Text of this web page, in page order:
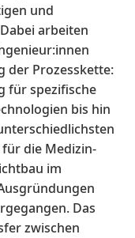
und
arbeiten
der Prozesskette:
für spezifische
bis hin
die Medizin-
im
Das
zwischen